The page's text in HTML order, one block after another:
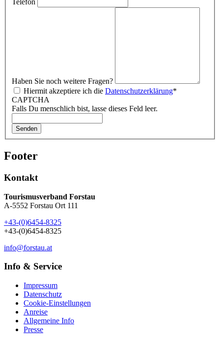
Telefon
Haben Sie noch weitere Fragen?
Hiermit akzeptiere ich die Datenschutzerklärung*
CAPTCHA
Falls Du menschlich bist, lasse dieses Feld leer.
Senden
Footer
Kontakt
Tourismusverband Forstau
A-5552 Forstau Ort 111
+43-(0)6454-8325
+43-(0)6454-8325
info@forstau.at
Info & Service
Impressum
Datenschutz
Cookie-Einstellungen
Anreise
Allgemeine Info
Presse